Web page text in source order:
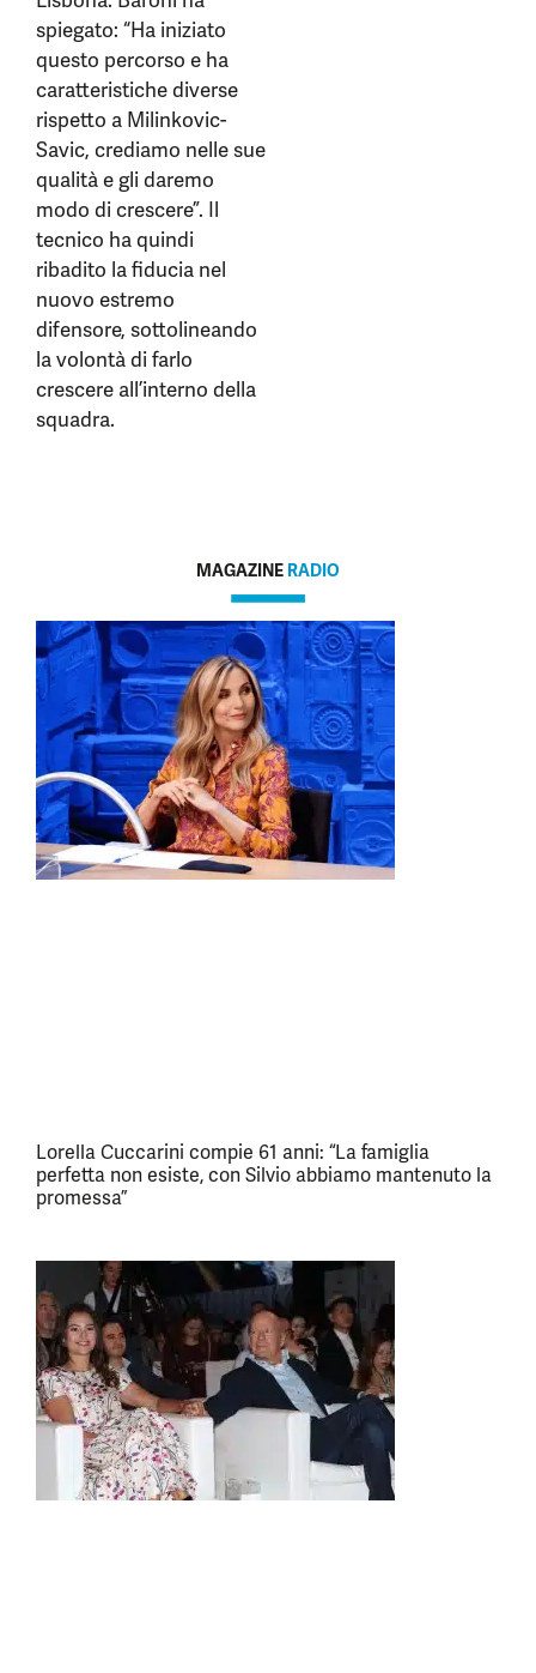
spiegato: “Ha iniziato
questo percorso e ha
caratteristiche diverse
rispetto a Milinkovic-
Savic, crediamo nelle sue
qualità e gli daremo
modo di crescere”. Il
tecnico ha quindi
ribadito la fiducia nel
nuovo estremo
difensore, sottolineando
la volontà di farlo
crescere all’interno della
squadra.
MAGAZINE RADIO
Lorella Cuccarini compie 61 anni: “La famiglia
perfetta non esiste, con Silvio abbiamo mantenuto la
promessa”